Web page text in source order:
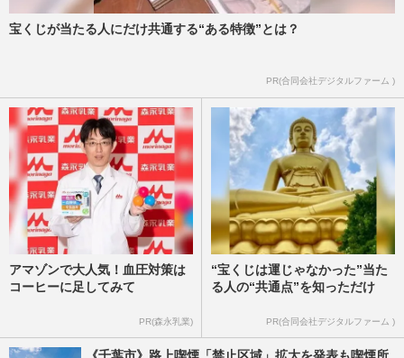
宝くじが当たる人にだけ共通する“ある特徴”とは？
PR(合同会社デジタルファーム )
アマゾンで大人気！血圧対策は
コーヒーに足してみて
PR(森永乳業)
“宝くじは運じゃなかった”当た
る人の“共通点”を知っただけ
PR(合同会社デジタルファーム )
《千葉市》路上喫煙「禁止区域」拡大を発表も喫煙所